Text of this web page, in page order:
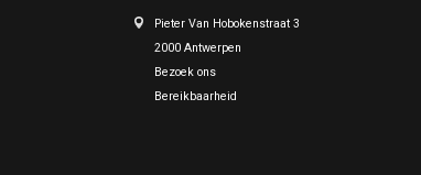
Pieter Van Hobokenstraat 3
2000 Antwerpen
Bezoek ons
Bereikbaarheid